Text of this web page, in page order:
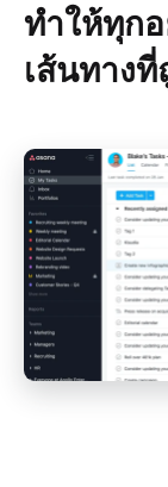
ทำให้ทุก
เส้นทาง